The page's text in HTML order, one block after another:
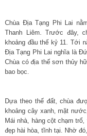
Chùa Địa Tạng Phi Lai
Thanh Liêm. Trước đây,
khoảng đầu thế kỷ 11. Tới
Địa Tạng Phi Lai nghĩa là
Chùa có địa thế sơn thủy
bao bọc.
Dựa theo thế đất, chùa
khoảng cây xanh, mặt
Mái nhà, hàng cột chạm
đẹp hài hòa, tĩnh tại. Nhờ